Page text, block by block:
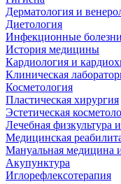
Дерматология и
Диетология
Инфекционные болезни
История медицины
Кардиология и
Клиническая
Косметология
Пластическая хирургия
Эстетическая
Лечебная физкультура
Медицинская
Мануальная медицина
Акупунктура
Иглорефлексотерапия